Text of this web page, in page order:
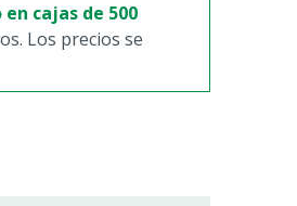
cajas de 500
Los precios se